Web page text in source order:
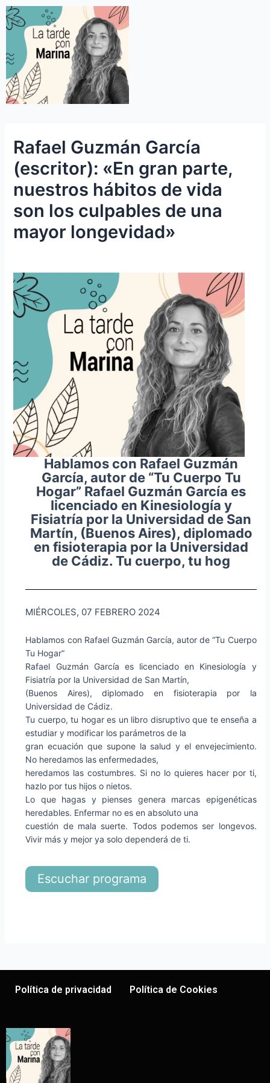
Rafael Guzmán García
(escritor): «En gran parte,
nuestros hábitos de vida
son los culpables de una
mayor longevidad»
Hablamos con Rafael Guzmán
García, autor de “Tu Cuerpo Tu
Hogar” Rafael Guzmán García es
licenciado en Kinesiología y
Fisiatría por la Universidad de San
Martín, (Buenos Aires), diplomado
en fisioterapia por la Universidad
de Cádiz. Tu cuerpo, tu hog
MIÉRCOLES, 07 FEBRERO 2024
Hablamos con Rafael Guzmán García, autor de “Tu Cuerpo
Tu Hogar”
Rafael Guzmán García es licenciado en Kinesiología y
Fisiatría por la Universidad de San Martín,
(Buenos Aires), diplomado en fisioterapia por la
Universidad de Cádiz.
Tu cuerpo, tu hogar es un libro disruptivo que te enseña a
estudiar y modificar los parámetros de la
gran ecuación que supone la salud y el envejecimiento.
No heredamos las enfermedades,
heredamos las costumbres. Si no lo quieres hacer por ti,
hazlo por tus hijos o nietos.
Lo que hagas y pienses genera marcas epigenéticas
heredables. Enfermar no es en absoluto una
cuestión de mala suerte. Todos podemos ser longevos.
Vivir más y mejor ya solo dependerá de ti.
Escuchar programa
Política de privacidad Política de Cookies